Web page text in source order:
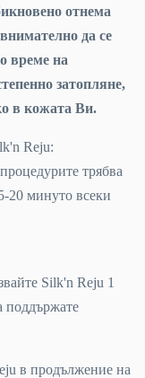
отнема
да се
време на
затопляне,
в кожата Ви.
Reju:
трябва
20 минуто всеки
Silk'n Reju 1
поддържате
в продължение на